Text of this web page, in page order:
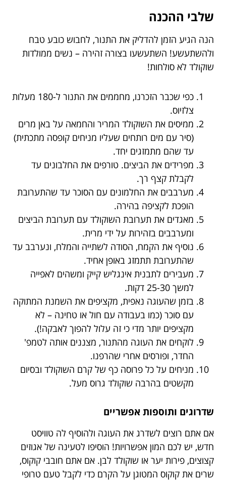
שלבי ההכנה
הנה הגיע הזמן להדליק את התנור, לחבוש כובע טבח
ולהשתעשע! השתעשעו בצורה זהירה – נשים ממולדות
שוקולד לא סולחות!
כפי שכבר הזכרנו, מחממים את התנור ל-180 מעלות
צלזיוס.
ממיסים את השוקולד המריר והחמאה על באן מרים
(סיר עם מים רותחים שעליו מניחים קופסה מתכתית)
עד שהם מתמזגים יחד.
מפרידים את הביצים. טורפים את החלבונים עד
לקבלת קצף רך.
מערבבים את החלמונים עם הסוכר עד שהתערובת
הופכת לקציפה בהירה.
מאגדים את תערובת השוקולד עם תערובת הביצים
ומערבבים בזהירות על ידי מרית.
נוסיף את הקמח, הסודה לשתייה והמלח, ונערבב עד
שהתערובת תתמזג באופן אחיד.
מעבירים לתבנית אינגליש קייק ומשהים לאפייה
למשך 25-30 דקות.
בזמן שהעוגה נאפית, מקציפים את השמנת המתוקה
עם סוכר (כמו בעבודה עם חול או טחינה – לא
מקציפים יותר מדי כי זה עלול להפוך לאבקה!).
לוקחים את העוגה מהתנור, מצננים אותה לטמפ'
החדר, ופורסים אחרי שהרפנו.
מניחים על כל פרוסה כף של קרם השוקולד ובסיום
מקשטים בהרבה שוקולד גרוס מעל.
שדרוגים ותוספות אפשריים
אם אתם רוצים לשדרג את העוגה ולהוסיף לה טוויסט
חדש, יש לכם המון אפשרויות! הוסיפו לטעינה של אגוזים
קצוצים, פירות יער או שוקולד לבן. אם אתם חובבי קוקוס,
שרים את קוקוס המטוגן על הקרם כדי לקבל טעם טרופי